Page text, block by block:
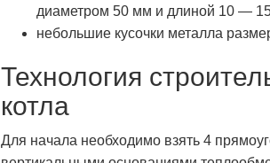
диаметром 50 мм и длиной 10 ―
небольшие кусочки металла
Технология
котла
Для начала необходимо взять 4